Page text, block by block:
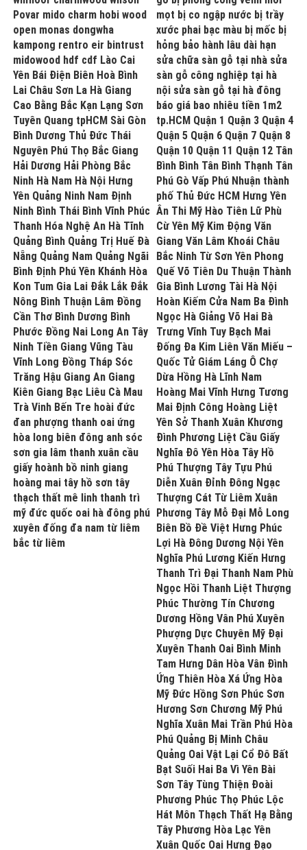
Povar mido charm hobi wood
open monas dongwha
kampong rentro eir bintrust
midowood hdf cdf Lào Cai
Yên Bái Điện Biên Hoà Bình
Lai Châu Sơn La Hà Giang
Cao Bằng Bắc Kạn Lạng Sơn
Tuyên Quang tpHCM Sài Gòn
Bình Dương Thủ Đức Thái
Nguyên Phú Thọ Bắc Giang
Hải Dương Hải Phòng Bắc
Ninh Hà Nam Hà Nội Hưng
Yên Quảng Ninh Nam Định
Ninh Bình Thái Bình Vĩnh Phúc
Thanh Hóa Nghệ An Hà Tĩnh
Quảng Bình Quảng Trị Huế Đà
Nẵng Quảng Nam Quảng Ngãi
Bình Định Phú Yên Khánh Hòa
Kon Tum Gia Lai Đắk Lắk Đắk
Nông Bình Thuận Lâm Đồng
Cần Thơ Bình Dương Bình
Phước Đồng Nai Long An Tây
Ninh Tiền Giang Vũng Tàu
Vĩnh Long Đồng Tháp Sóc
Trăng Hậu Giang An Giang
Kiên Giang Bạc Liêu Cà Mau
Trà Vinh Bến Tre hoài đức
đan phượng thanh oai ứng
hòa long biên đông anh sóc
sơn gia lâm thanh xuân cầu
giấy hoành bồ ninh giang
hoàng mai tây hồ sơn tây
thạch thất mê linh thanh trì
mỹ đức quốc oai hà đông phú
xuyên đống đa nam từ liêm
bắc từ liêm
mọt bị co ngập nước bị trầy
xước phai bạc màu bị mốc bị
hỏng bảo hành lâu dài hạn
sửa chữa sàn gỗ tại nhà sửa
sàn gỗ công nghiệp tại hà
nội sửa sàn gỗ tại hà đông
báo giá bao nhiêu tiền 1m2
tp.HCM Quận 1 Quận 3 Quận 4
Quận 5 Quận 6 Quận 7 Quận 8
Quận 10 Quận 11 Quận 12 Tân
Bình Bình Tân Bình Thạnh Tân
Phú Gò Vấp Phú Nhuận thành
phố Thủ Đức HCM Hưng Yên
Ân Thi Mỹ Hào Tiên Lữ Phù
Cừ Yên Mỹ Kim Động Văn
Giang Văn Lâm Khoái Châu
Bắc Ninh Từ Sơn Yên Phong
Quế Võ Tiên Du Thuận Thành
Gia Bình Lương Tài Hà Nội
Hoàn Kiếm Cửa Nam Ba Đình
Ngọc Hà Giảng Võ Hai Bà
Trưng Vĩnh Tuy Bạch Mai
Đống Đa Kim Liên Văn Miếu –
Quốc Tử Giám Láng Ô Chợ
Dừa Hồng Hà Lĩnh Nam
Hoàng Mai Vĩnh Hưng Tương
Mai Định Công Hoàng Liệt
Yên Sở Thanh Xuân Khương
Đình Phương Liệt Cầu Giấy
Nghĩa Đô Yên Hòa Tây Hồ
Phú Thượng Tây Tựu Phú
Diễn Xuân Đỉnh Đông Ngạc
Thượng Cát Từ Liêm Xuân
Phương Tây Mỗ Đại Mỗ Long
Biên Bồ Đề Việt Hưng Phúc
Lợi Hà Đông Dương Nội Yên
Nghĩa Phú Lương Kiến Hưng
Thanh Trì Đại Thanh Nam Phù
Ngọc Hồi Thanh Liệt Thượng
Phúc Thường Tín Chương
Dương Hồng Vân Phú Xuyên
Phượng Dực Chuyên Mỹ Đại
Xuyên Thanh Oai Bình Minh
Tam Hưng Dân Hòa Vân Đình
Ứng Thiên Hòa Xá Ứng Hòa
Mỹ Đức Hồng Sơn Phúc Sơn
Hương Sơn Chương Mỹ Phú
Nghĩa Xuân Mai Trần Phú Hòa
Phú Quảng Bị Minh Châu
Quảng Oai Vật Lại Cổ Đô Bất
Bạt Suối Hai Ba Vì Yên Bài
Sơn Tây Tùng Thiện Đoài
Phương Phúc Thọ Phúc Lộc
Hát Môn Thạch Thất Hạ Bằng
Tây Phương Hòa Lạc Yên
Xuân Quốc Oai Hưng Đạo